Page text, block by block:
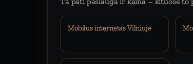
Mobilus internetas Vilniuje